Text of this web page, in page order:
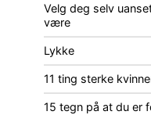
Velg deg selv
være
Lykke
11 ting sterke
15 tegn på at du er